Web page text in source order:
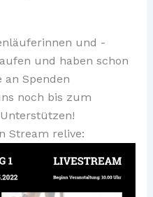
und -
und haben schon
Spenden
noch bis zum
Stream relive: